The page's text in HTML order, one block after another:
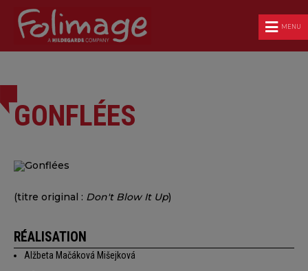
MENU
GONFLÉES
(titre original : Don't Blow It Up)
RÉALISATION
Alžbeta Mačáková Mišejková